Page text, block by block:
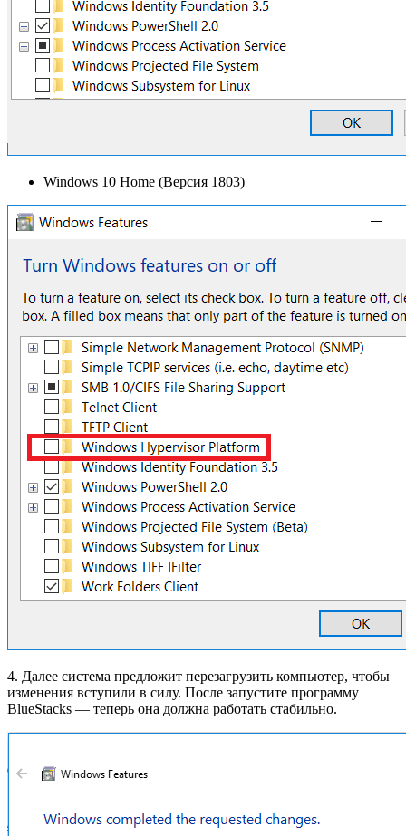
Windows 10 Home (Версия 1803)
4. Далее система предложит перезагрузить компьютер, чтобы
изменения вступили в силу. После запустите программу
BlueStacks — теперь она должна работать стабильно.